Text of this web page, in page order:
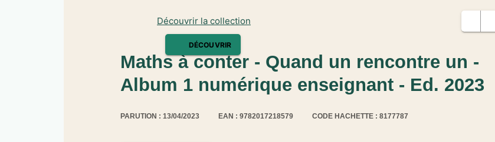
DÉCOUVRIR
Découvrir la collection
Maths à conter - Quand un rencontre un -
Album 1 numérique enseignant - Ed. 2023
PARUTION : 13/04/2023 EAN : 9782017218579 CODE HACHETTE : 8177787